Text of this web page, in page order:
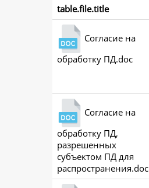
table.file.title
Согласие на
обработку ПД.doc
Согласие на
обработку ПД,
разрешенных
субъектом ПД для
распространения.doc